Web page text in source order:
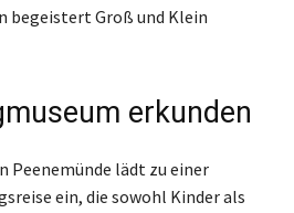
begeistert Groß und Klein
erkunden
Peenemünde lädt zu einer
ein, die sowohl Kinder als